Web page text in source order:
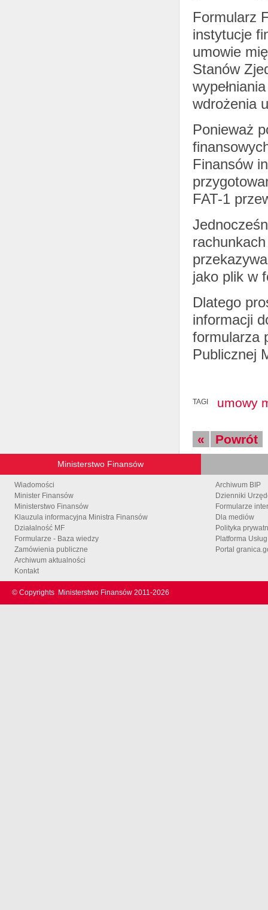
Formularz
instytucje
umowie
Stanów
wdrożenia
Ponieważ
Finansów
FAT-1
jako plik w
Dlatego
informacji
formularza
Publicznej
TAGI umowy
« Powrót
Ministerstwo Finansów
Wiadomości
Minister Finansów
Ministerstwo Finansów
Klauzula informacyjna Ministra Finansów
Działalność MF
Formularze - Baza wiedzy
Zamówienia publiczne
Archiwum aktualności
Kontakt
Archiwum BIP
Dzienniki
Formularze
Dla mediów
Polityka
Platforma
Portal
© Copyrights Ministerstwo Finansów 2011-2026